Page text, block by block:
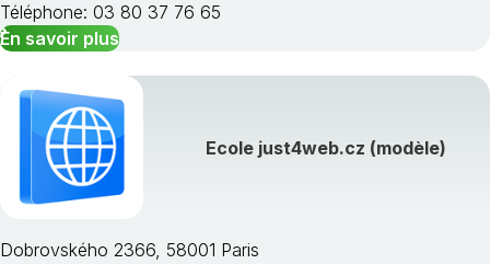
Téléphone: 03 80 37 76 65
En savoir plus
Ecole just4web.cz (modèle)
Dobrovského 2366, 58001 Paris